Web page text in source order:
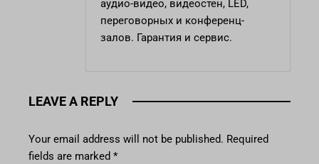
аудио-видео, видеостен, LED,
переговорных и конференц-
залов. Гарантия и сервис.
LEAVE A REPLY
Your email address will not be published. Required
fields are marked *